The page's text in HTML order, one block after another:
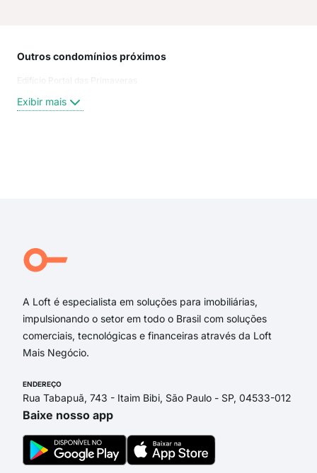
Outros condomínios próximos
Edifício Portal das Primaveras
Exibir mais
A Loft é especialista em soluções para imobiliárias,
impulsionando o setor em todo o Brasil com soluções
comerciais, tecnológicas e financeiras através da Loft
Mais Negócio.
ENDEREÇO
Rua Tabapuã, 743 - Itaim Bibi, São Paulo - SP, 04533-012
Baixe nosso app